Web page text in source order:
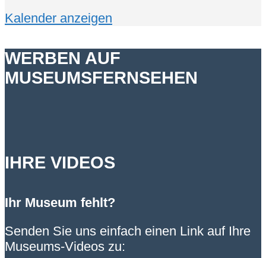
Kalender anzeigen
WERBEN AUF
MUSEUMSFERNSEHEN
IHRE VIDEOS
Ihr Museum fehlt?
Senden Sie uns einfach einen Link auf Ihre
Museums-Videos zu: